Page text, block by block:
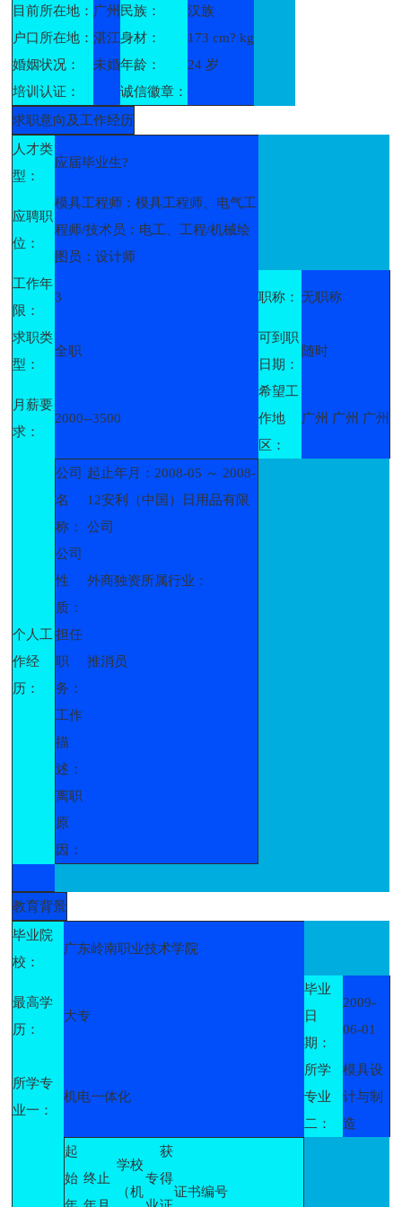
目前所在地： 广州 民族：
汉族
户口所在地：湛江身材：
173 cm? kg
婚姻状况：
未婚年龄：
24 岁
培训认证：
诚信徽章：
求职意向及工作经历
人才类
型：
应届毕业生?
应聘职
位：
模具工程师：模具工程师、电气工
程师/技术员：电工、工程/机械绘
图员：设计师
工作年
限：
3 职称： 无职称
求职类
型：
全职
可到职
日期：
随时
月薪要
求：
2000--3500
希望工
作地
区：
广州 广州 广州
个人工
作经
历：
公司
名
称：
起止年月：2008-05 ～ 2008-
12安利（中国）日用品有限
公司
公司
性
质：
外商独资所属行业：
担任
职
务：
推消员
工作
描
述：
离职
原
因：
教育背景
毕业院
校：
广东岭南职业技术学院
最高学
历：
大专
毕业
日
期：
2009-
06-01
所学专
业一：
机电一体化
所学
专业
二：
模具设
计与制
造
起
始 终止
学校
（机
专
获
得
证书编号